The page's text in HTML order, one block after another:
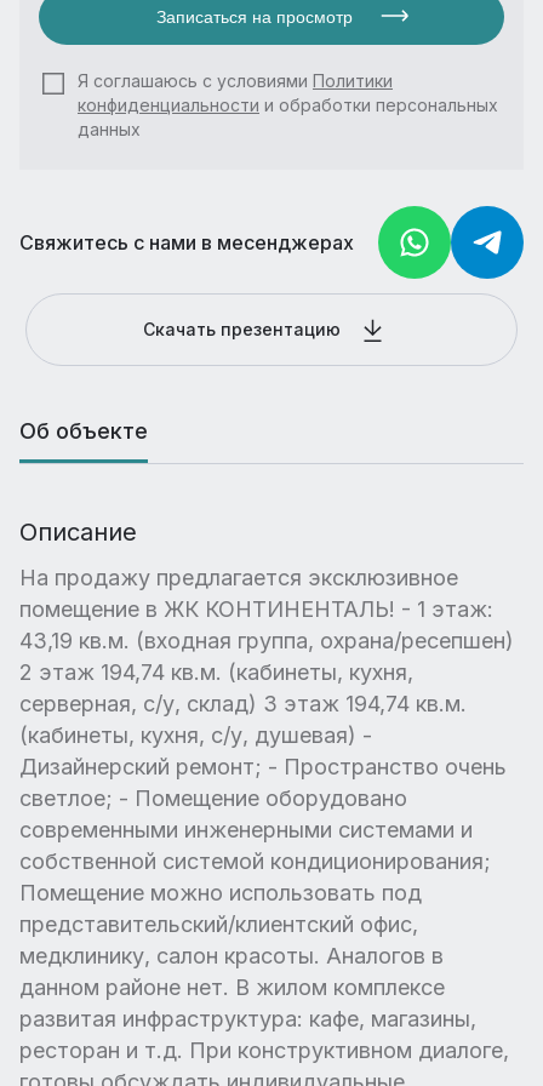
Записаться на просмотр
Я соглашаюсь с условиями Политики
конфиденциальности и обработки персональных
данных
Свяжитесь с нами в месенджерах
Скачать презентацию
Об объекте
Описание
На продажу предлагается эксклюзивное
помещение в ЖК КОНТИНЕНТАЛЬ! - 1 этаж:
43,19 кв.м. (входная группа, охрана/ресепшен)
2 этаж 194,74 кв.м. (кабинеты, кухня,
серверная, с/у, склад) 3 этаж 194,74 кв.м.
(кабинеты, кухня, с/у, душевая) -
Дизайнерский ремонт; - Пространство очень
светлое; - Помещение оборудовано
современными инженерными системами и
собственной системой кондиционирования;
Помещение можно использовать под
представительский/клиентский офис,
медклинику, салон красоты. Аналогов в
данном районе нет. В жилом комплексе
развитая инфраструктура: кафе, магазины,
ресторан и т.д. При конструктивном диалоге,